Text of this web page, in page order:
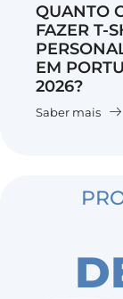
QUANTO
FAZER T-
EM
2026?
Saber mais